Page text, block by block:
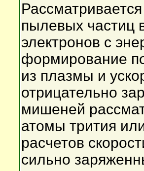
пылевых частиц
электронов с
формирование
из плазмы и
отрицательно
мишеней
атомы трития
расчетов
сильно